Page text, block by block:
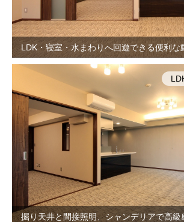
LDK・寝室・水まわりへ回遊できる便利な
掘り天井と間接照明、シャンデリアで高級